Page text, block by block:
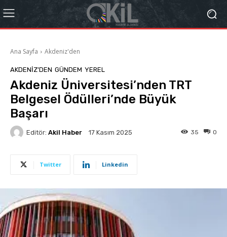
Ana Sayfa Akdeniz'den
AKDENIZ'DEN GÜNDEM YEREL
Akdeniz Üniversitesi’nden TRT
Belgesel Ödülleri’nde Büyük
Başarı
Editör: Akil Haber 17 Kasım 2025 0
35
Twitter Linkedin